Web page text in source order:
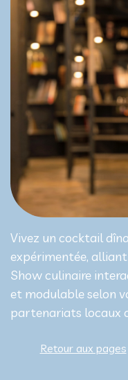
Vivez un cocktail
expérimentée,
Show culinaire
et modulable selon
partenariats locaux
Retour aux pages